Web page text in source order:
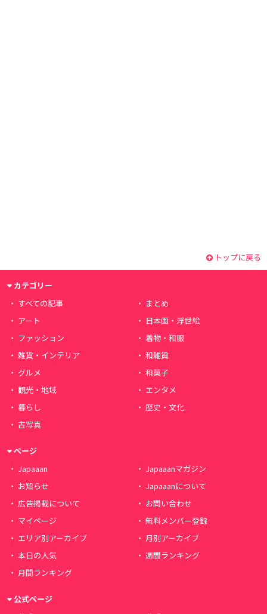
トップに戻る
カテゴリー
すべての記事
まとめ
アート
日本画・浮世絵
ファッション
着物・和服
雑貨・インテリア
和雑貨
グルメ
和菓子
観光・地域
エンタメ
暮らし
歴史・文化
古写真
ページ
Japaaan
Japaaanマガジン
お知らせ
Japaaanについて
広告掲載について
お問い合わせ
マイページ
無料メンバー登録
エリア別アーカイブ
月別アーカイブ
本日の人気
週間ランキング
月間ランキング
公式ページ